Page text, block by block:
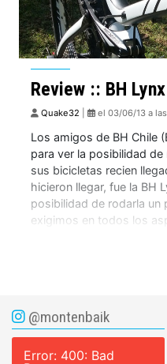
Review :: BH
Quake32 el 03/06/13 a
Los amigos de BH Chile
para ver la posibilidad de
sus bicicletas recien
hicieron llegar, fue la BH
posibilidad de rodarla un
exigimos en todos los
@montenbaik
Error: 400: Bad